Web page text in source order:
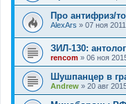
Про антифриз/
AlexArs » 07 ноя
ЗИЛ-130:
rencom » 06 ноя
Шушпанцер в
Andrew » 20 авг